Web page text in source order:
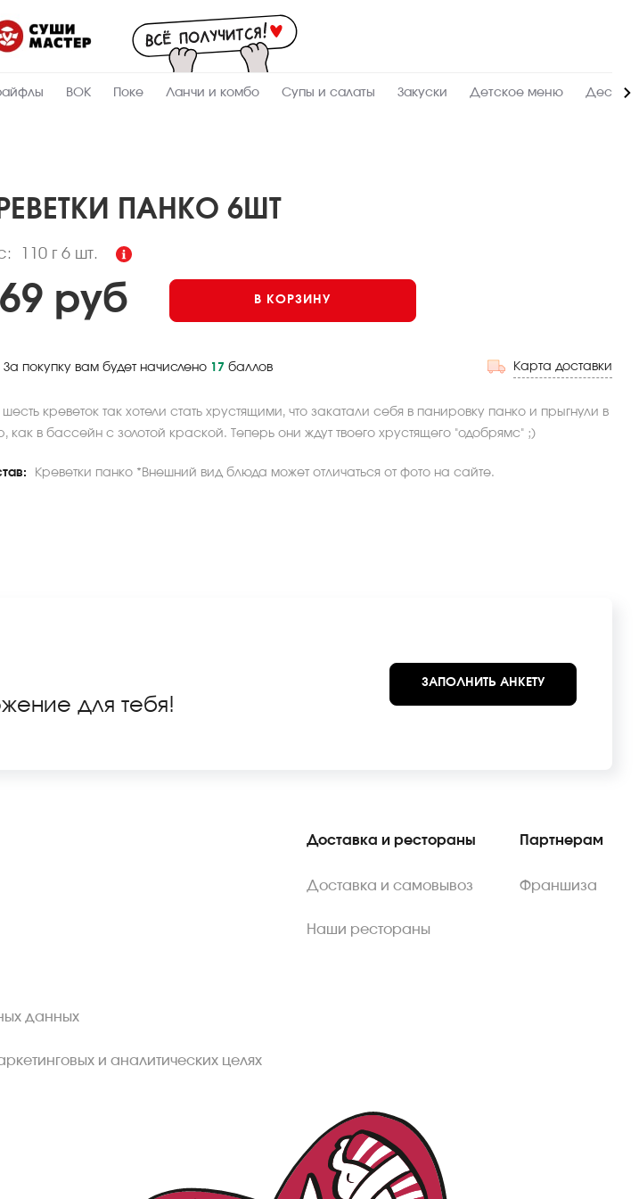
ВОК Поке Ланчи и комбо Супы и салаты Закуски Детское меню
ПАНКО 6ШТ
110 г6 шт.
Вес, г
Ккал
руб В КОРЗИНУ
За покупку вам будет начислено 17 баллов Карта доставки
шесть креветок так хотели стать хрустящими, что закатали себя в панировку панко и прыгнули в
как в бассейн с золотой краской. Теперь они ждут твоего хрустящего "одобрямс" ;)
Креветки панко *Внешний вид блюда может отличаться от фото на сайте.
для тебя!
ЗАПОЛНИТЬ АНКЕТУ
данных
и аналитических целях
Доставка и рестораны
Доставка и самовывоз
Наши рестораны
Партнерам
Франшиза